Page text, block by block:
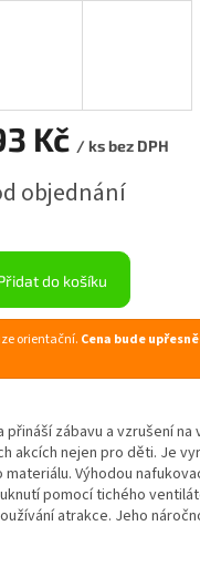
Kč / ks bez DPH
objednání
do košíku
orientační. Cena bude
přináší zábavu a vzrušení na
akcích nejen pro děti. Je
Výhodou
pomocí tichého
atrakce. Jeho